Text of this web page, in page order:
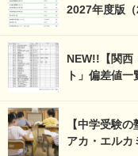
2027年度版（
NEW!!【関西
ト」偏差値一
【中学受験
アカ・エルカ